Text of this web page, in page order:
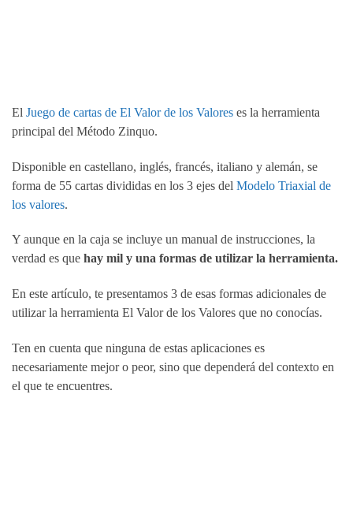
El Juego de cartas de El Valor de los Valores es la herramienta
principal del Método Zinquo.
Disponible en castellano, inglés, francés, italiano y alemán, se
forma de 55 cartas divididas en los 3 ejes del Modelo Triaxial de
los valores.
Y aunque en la caja se incluye un manual de instrucciones, la
verdad es que hay mil y una formas de utilizar la herramienta.
En este artículo, te presentamos 3 de esas formas adicionales de
utilizar la herramienta El Valor de los Valores que no conocías.
Ten en cuenta que ninguna de estas aplicaciones es
necesariamente mejor o peor, sino que dependerá del contexto en
el que te encuentres.